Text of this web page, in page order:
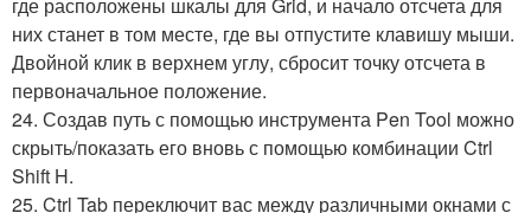
них станет в том месте, где вы отпустите клавишу мыши.
Двойной клик в верхнем углу, сбросит точку отсчета в
первоначальное положение.
24. Создав путь с помощью инструмента Pen Tool можно
скрыть/показать его вновь с помощью комбинации Ctrl
Shift H.
25. Ctrl Tab переключит вас между различными окнами с